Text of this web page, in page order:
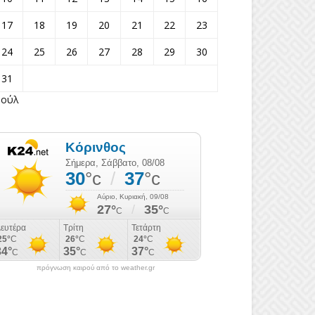
17
18 19 20 21 22
23
24
25 26 27 28 29
30
31
πρόγνωση καιρού από το weather.gr